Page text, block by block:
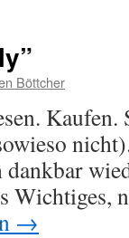
Böttcher
dankbar
Wichtiges,
→